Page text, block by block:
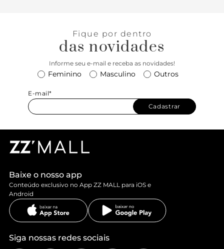
Fique por dentro
das novidades
Informe seu e-mail e receba as novidades!
Feminino Masculino Outros
E-mail*
Cadastrar
Baixe o nosso app
Conteúdo exclusivo no App ZZ MALL para iOS e
Android
Siga nossas redes sociais